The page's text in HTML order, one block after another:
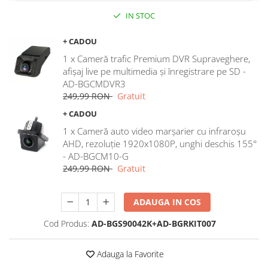
Rame adaptoare Chrysler
Rame adaptoare Isuzu
Rame adaptoare Subaru
Rame adaptoare Iveco
Rame adaptoare Smart
Rame adaptoare Ssangyong
Rame adaptoare Hummer
Camere marșarier auto
IN STOC
+ CADOU
1 x Cameră trafic Premium DVR Supraveghere,
afișaj live pe multimedia și înregistrare pe SD -
AD-BGCMDVR3
249,99 RON Gratuit
+ CADOU
1 x Cameră auto video marșarier cu infraroșu
AHD, rezoluție 1920x1080P, unghi deschis 155°
- AD-BGCM10-G
249,99 RON Gratuit
ADAUGA IN COS
Cod Produs: AD-BGS90042K+AD-BGRKIT007
Adauga la Favorite